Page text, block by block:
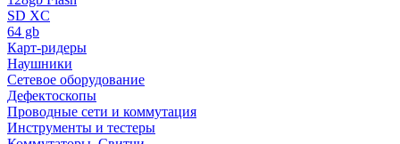
SD XC
64 gb
Карт-ридеры
Наушники
Сетевое оборудование
Дефектоскопы
Проводные сети и коммутация
Инструменты и тестеры